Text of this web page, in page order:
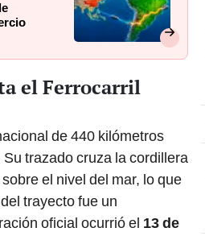
el Ferrocarril
de 440 kilómetros
trazado cruza la cordillera
el nivel del mar, lo que
trayecto fue un
oficial ocurrió el 13 de